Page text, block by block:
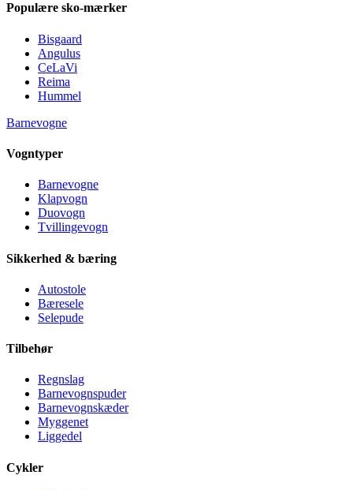
Populære sko-mærker
Bisgaard
Angulus
CeLaVi
Reima
Hummel
Barnevogne
Vogntyper
Barnevogne
Klapvogn
Duovogn
Tvillingevogn
Sikkerhed & bæring
Autostole
Bæresele
Selepude
Tilbehør
Regnslag
Barnevognspuder
Barnevognskæder
Myggenet
Liggedel
Cykler